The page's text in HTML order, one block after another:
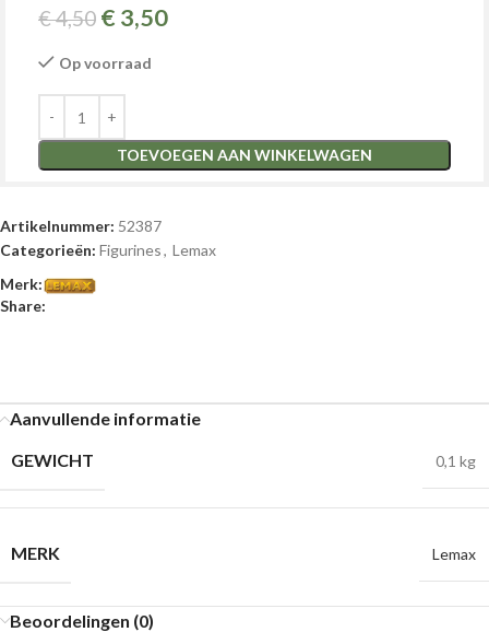
€4,50 € 3,50
Op voorraad
TOEVOEGEN AAN WINKELWAGEN
Artikelnummer: 52387
Categorieën: Figurines, Lemax
Merk:
Share:
Aanvullende informatie
GEWICHT
0,1 kg
MERK Lemax
Beoordelingen (0)